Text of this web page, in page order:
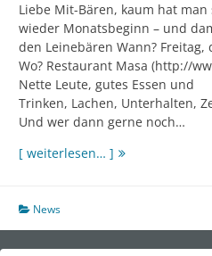
Liebe Mit-Bären, kaum hat
wieder Monatsbeginn – und
den Leinebären Wann? Freitag,
Wo? Restaurant Masa (http://
Nette Leute, gutes Essen und
Trinken, Lachen, Unterhalten,
Und wer dann gerne noch…
[ weiterlesen… ] Der
steht
bevor:
News